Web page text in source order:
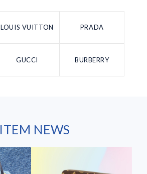
LOUIS VUITTON PRADA
GUCCI BURBERRY
ITEM NEWS